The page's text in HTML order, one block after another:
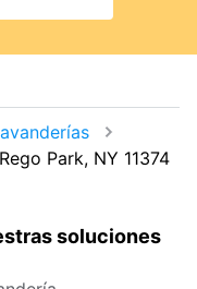
Park, NY 11374
soluciones